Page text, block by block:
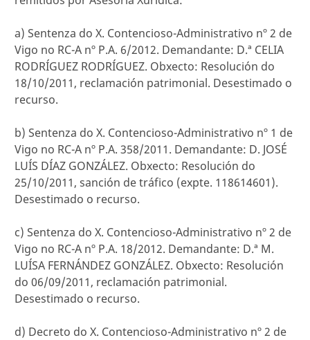
a) Sentenza do X. Contencioso-Administrativo nº 2 de
Vigo no RC-A nº P.A. 6/2012. Demandante: D.ª CELIA
RODRÍGUEZ RODRÍGUEZ. Obxecto: Resolución do
18/10/2011, reclamación patrimonial. Desestimado o
recurso.
b) Sentenza do X. Contencioso-Administrativo nº 1 de
Vigo no RC-A nº P.A. 358/2011. Demandante: D. JOSÉ
LUÍS DÍAZ GONZÁLEZ. Obxecto: Resolución do
25/10/2011, sanción de tráfico (expte. 118614601).
Desestimado o recurso.
c) Sentenza do X. Contencioso-Administrativo nº 2 de
Vigo no RC-A nº P.A. 18/2012. Demandante: D.ª M.
LUÍSA FERNÁNDEZ GONZÁLEZ. Obxecto: Resolución
do 06/09/2011, reclamación patrimonial.
Desestimado o recurso.
d) Decreto do X. Contencioso-Administrativo nº 2 de